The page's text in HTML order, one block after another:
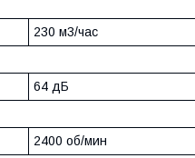
230 м3/час
64 дБ
2400 об/мин